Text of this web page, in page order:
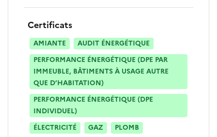
Certificats
AMIANTE
AUDIT ÉNERGÉTIQUE
PERFORMANCE ÉNERGÉTIQUE (DPE PAR
IMMEUBLE, BÂTIMENTS À USAGE AUTRE
QUE D’HABITATION)
PERFORMANCE ÉNERGÉTIQUE (DPE
INDIVIDUEL)
ÉLECTRICITÉ
GAZ PLOMB